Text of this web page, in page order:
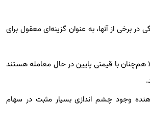
برخی از آنها، به عنوان گزینه‌ای معقول برای
هم‌چنان با قیمتی پایین در حال معامله هستند
وجود چشم اندازی بسیار مثبت در سهام